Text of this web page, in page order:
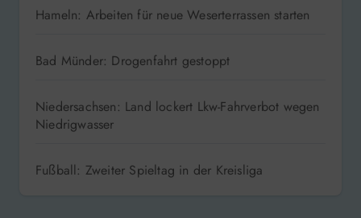
Hameln: Arbeiten für neue Weserterrassen starten
Bad Münder: Drogenfahrt gestoppt
Niedersachsen: Land lockert Lkw-Fahrverbot wegen
Niedrigwasser
Fußball: Zweiter Spieltag in der Kreisliga